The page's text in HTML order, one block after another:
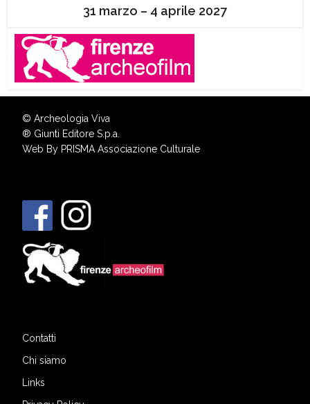
31 marzo – 4 aprile 2027
© Archeologia Viva
® Giunti Editore S.p.a.
Web By PRISMA Associazione Culturale
Contatti
Chi siamo
Links